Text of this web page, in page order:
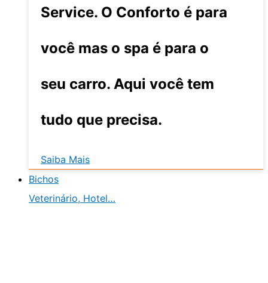
Service. O Conforto é para
você mas o spa é para o
seu carro. Aqui você tem
tudo que precisa.
Saiba Mais
Bichos
Veterinário, Hotel…